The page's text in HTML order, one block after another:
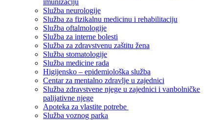
Služba neurologije
Služba za fizikalnu medicinu i rehabilitaciju
Služba oftalmologije
Služba za interne bolesti
Služba za zdravstvenu zaštitu žena
Služba stomatologije
Služba medicine rada
Higijensko – epidemiološka služba
Centar za mentalno zdravlje u zajednici
Služba zdravstvene njege u zajednici i vanbolničke
palijativne njege
Apoteka za vlastite potrebe
Služba voznog parka